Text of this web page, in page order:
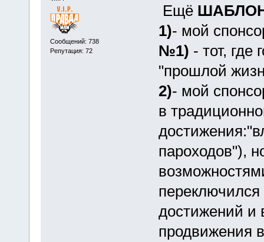
Сообщений: 738
Репутация: 72
Ещё ШАБЛОН
1)- мой
№1) - тот, где
"прошлой
2)- мой
в
пароходов"),
переключился
достижений и
продвижения